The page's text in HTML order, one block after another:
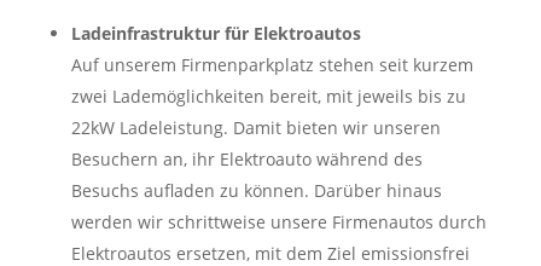
Ladeinfrastruktur für Elektroautos
Auf unserem Firmenparkplatz stehen seit kurzem
zwei Lademöglichkeiten bereit, mit jeweils bis zu
22kW Ladeleistung. Damit bieten wir unseren
Besuchern an, ihr Elektroauto während des
Besuchs aufladen zu können. Darüber hinaus
werden wir schrittweise unsere Firmenautos durch
Elektroautos ersetzen, mit dem Ziel emissionsfrei